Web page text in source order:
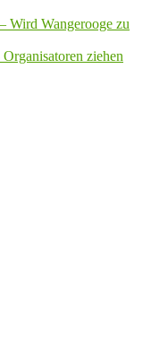
Wird Wangerooge zu
ziehen